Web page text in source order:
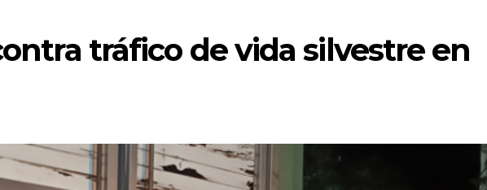
tráfico de vida silvestre en